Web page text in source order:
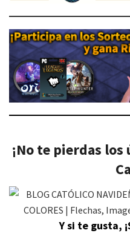
¡No te pierdas
Y si te gusta,